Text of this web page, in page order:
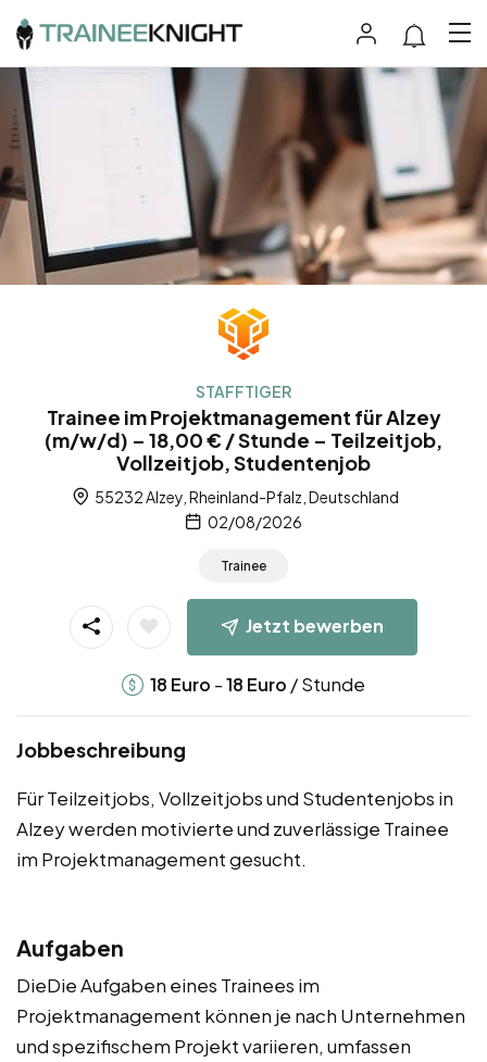
STAFFTIGER
Trainee im Projektmanagement für Alzey
(m/w/d) – 18,00 € / Stunde – Teilzeitjob,
Vollzeitjob, Studentenjob
55232 Alzey, Rheinland-Pfalz, Deutschland
02/08/2026
Trainee
Jetzt bewerben
18 Euro -18 Euro / Stunde
Jobbeschreibung
Für Teilzeitjobs, Vollzeitjobs und Studentenjobs in
Alzey werden motivierte und zuverlässige Trainee
im Projektmanagement gesucht.
Aufgaben
DieDie Aufgaben eines Trainees im
Projektmanagement können je nach Unternehmen
und spezifischem Projekt variieren, umfassen